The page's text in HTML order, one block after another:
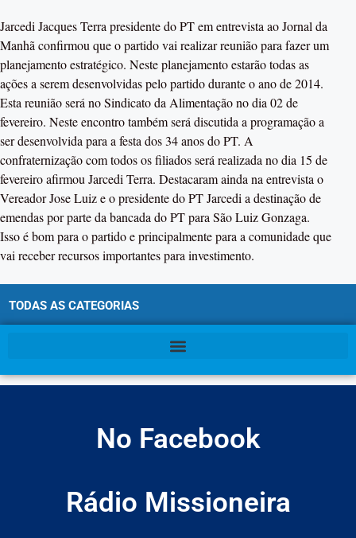
Jarcedi Jacques Terra presidente do PT em entrevista ao Jornal da
Manhã confirmou que o partido vai realizar reunião para fazer um
planejamento estratégico. Neste planejamento estarão todas as
ações a serem desenvolvidas pelo partido durante o ano de 2014.
Esta reunião será no Sindicato da Alimentação no dia 02 de
fevereiro. Neste encontro também será discutida a programação a
ser desenvolvida para a festa dos 34 anos do PT. A
confraternização com todos os filiados será realizada no dia 15 de
fevereiro afirmou Jarcedi Terra. Destacaram ainda na entrevista o
Vereador Jose Luiz e o presidente do PT Jarcedi a destinação de
emendas por parte da bancada do PT para São Luiz Gonzaga.
Isso é bom para o partido e principalmente para a comunidade que
vai receber recursos importantes para investimento.
TODAS AS CATEGORIAS
No Facebook
Rádio Missioneira